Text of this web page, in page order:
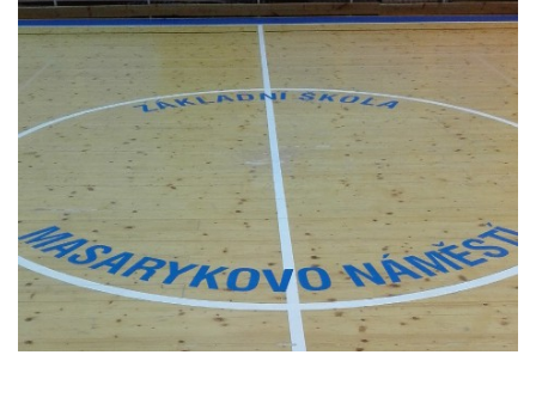
JAK VŠE PROBÍHÁ
ČESKÉ DĚJINY
KE STAŽENÍ
PÍŠÍ O NÁS
EXKURZE PRAVĚKEM